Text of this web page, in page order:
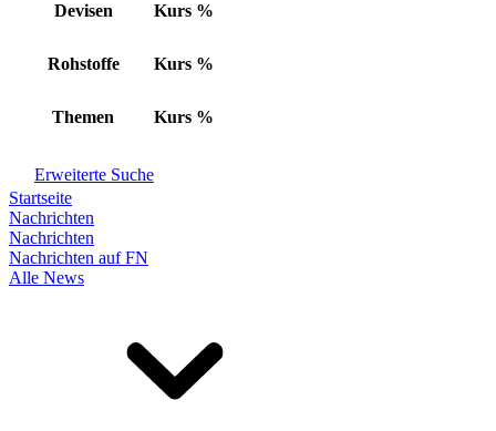
Devisen Kurs %
Rohstoffe Kurs %
Themen Kurs %
Erweiterte Suche
Startseite
Nachrichten
Nachrichten
Nachrichten auf FN
Alle News